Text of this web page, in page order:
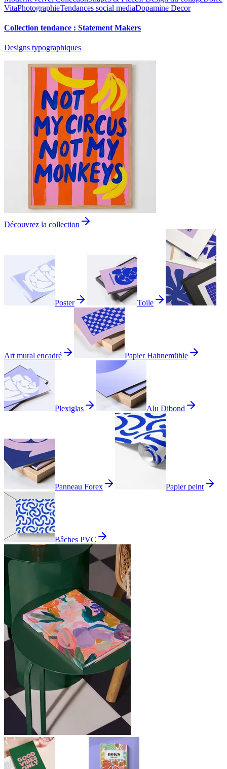
VitaPhotographieTendances social mediaDopamine Decor
Collection tendance : Statement Makers
Designs typographiques
Découvrez la collection
Poster Toile
Art mural encadré Papier Hahnemühle
Plexiglas Alu Dibond
Panneau Forex Papier peint
Bâches PVC